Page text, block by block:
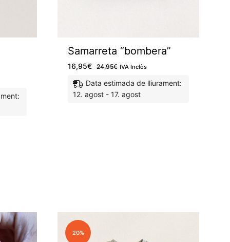
Samarreta “bombera”
16,95€ 24,95€ IVA Inclòs
Data estimada de lliurament:
12. agost - 17. agost
20%